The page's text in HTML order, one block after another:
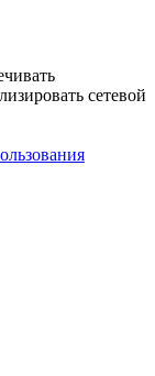
сетевой